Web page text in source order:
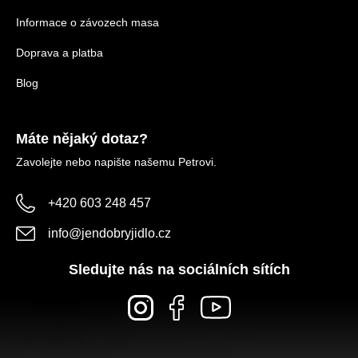
Informace o závozech masa
Doprava a platba
Blog
Máte nějaký dotaz?
Zavolejte nebo napište našemu Petrovi.
+420 603 248 457
info@jendobryjidlo.cz
Sledujte nás na sociálních sítích